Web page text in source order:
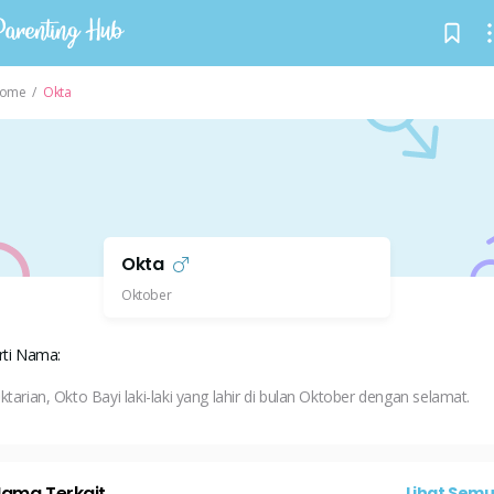
/ Okta
Okta
Oktober
Nama:
Okto Bayi laki-laki yang lahir di bulan Oktober dengan selamat.